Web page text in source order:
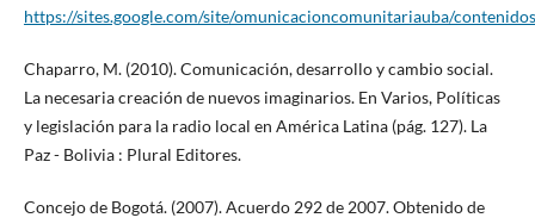
https://sites.google.com/site/omunicacioncomunitariauba/contenidos
Chaparro, M. (2010). Comunicación, desarrollo y cambio social.
La necesaria creación de nuevos imaginarios. En Varios, Políticas
y legislación para la radio local en América Latina (pág. 127). La
Paz - Bolivia : Plural Editores.
Concejo de Bogotá. (2007). Acuerdo 292 de 2007. Obtenido de